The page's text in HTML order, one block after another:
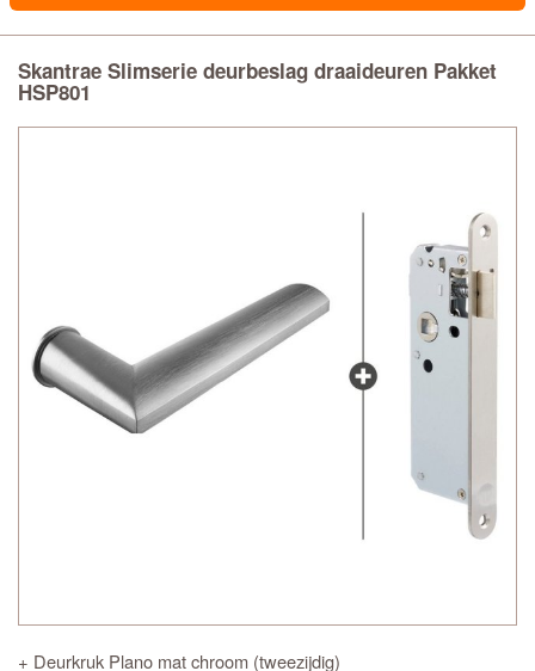
Skantrae Slimserie deurbeslag draaideuren Pakket
HSP801
+ Deurkruk Plano mat chroom (tweezijdig)